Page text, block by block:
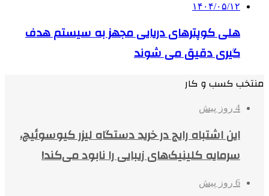
۱۴۰۴/۰۵/۱۲
هلی کوپترهای دریایی مجهز به سیستم هدف
گیری دقیق می شوند
منتخب کسب و کار
4 روز پیش
این اشتباه رایج در خرید دستگاه لیزر کیوسوئیچ،
سرمایه کلینیک‌های زیبایی را نابود می‌کند!
6 روز پیش